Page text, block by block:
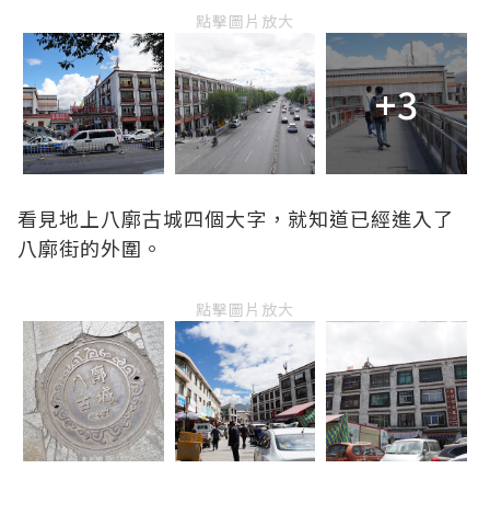
點擊圖片放大
+3
看見地上八廓古城四個大字，就知道已經進入了
八廓街的外圍。
點擊圖片放大